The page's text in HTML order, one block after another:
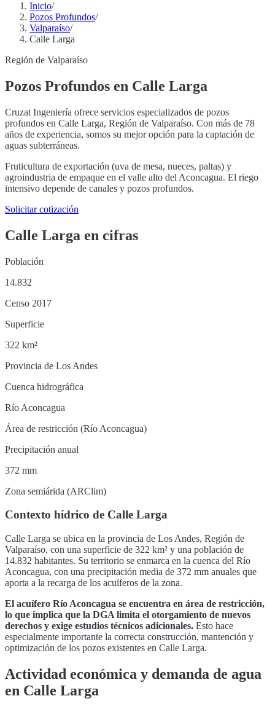
Inicio/
Pozos Profundos/
Valparaíso/
Calle Larga
Región de Valparaíso
Pozos Profundos en Calle Larga
Cruzat Ingeniería ofrece servicios especializados de pozos
profundos en Calle Larga, Región de Valparaíso. Con más de 78
años de experiencia, somos su mejor opción para la captación de
aguas subterráneas.
Fruticultura de exportación (uva de mesa, nueces, paltas) y
agroindustria de empaque en el valle alto del Aconcagua. El riego
intensivo depende de canales y pozos profundos.
Solicitar cotización
Calle Larga en cifras
Población
14.832
Censo 2017
Superficie
322 km²
Provincia de Los Andes
Cuenca hidrográfica
Río Aconcagua
Área de restricción (Río Aconcagua)
Precipitación anual
372 mm
Zona semiárida (ARClim)
Contexto hídrico de Calle Larga
Calle Larga se ubica en la provincia de Los Andes, Región de
Valparaíso, con una superficie de 322 km² y una población de
14.832 habitantes. Su territorio se enmarca en la cuenca del Río
Aconcagua, con una precipitación media de 372 mm anuales que
aporta a la recarga de los acuíferos de la zona.
El acuífero Río Aconcagua se encuentra en área de restricción,
lo que implica que la DGA limita el otorgamiento de nuevos
derechos y exige estudios técnicos adicionales. Esto hace
especialmente importante la correcta construcción, mantención y
optimización de los pozos existentes en Calle Larga.
Actividad económica y demanda de agua
en Calle Larga